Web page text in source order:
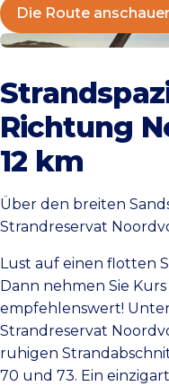
Die Route
Die Route anschauen
Richtung
12 km
Über den breiten
Strandreservat
Lust auf einen flotten
Dann nehmen Sie
empfehlenswert!
Strandreservat
ruhigen
70 und 73. Ein